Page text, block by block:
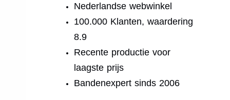
Nederlandse webwinkel
100.000 Klanten, waardering
8.9
Recente productie voor
laagste prijs
Bandenexpert sinds 2006